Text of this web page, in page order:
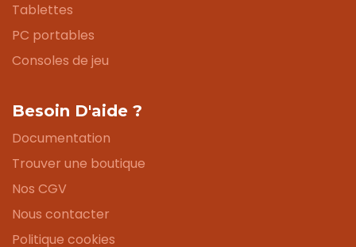
Tablettes
PC portables
Consoles de jeu
Besoin D'aide ?
Documentation
Trouver une boutique
Nos CGV
Nous contacter
Politique cookies